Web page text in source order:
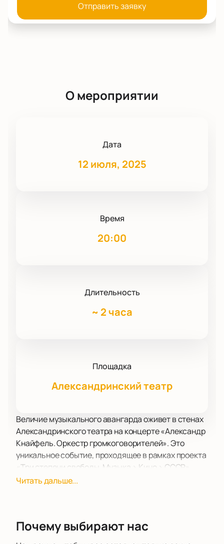
Отправить заявку
О мероприятии
Дата
12 июля, 2025
Время
20:00
Длительность
~ 2 часа
Площадка
Александринский театр
Величие музыкального авангарда оживет в стенах
Александринского театра на концерте «Александр
Кнайфель. Оркестр громкоговорителей». Это
уникальное событие, проходящее в рамках проекта
«Три степени свободы. Музыка > Кино > СССР»,
познакомит зрителей с произведением «Айнана, 17
ярким примером новаторского подхода Кнайфеля к
Читать дальше...
Почему выбирают нас